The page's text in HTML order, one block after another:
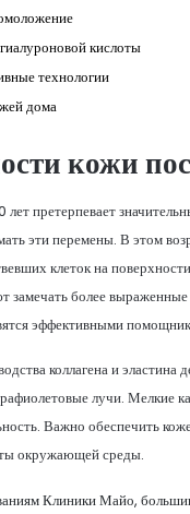
кислоты
технологии
дома
кожи
лет претерпевает
эти перемены. В этом
клеток на
более выраженные
эффективными
коллагена и
лучи. Мелкие
Важно обеспечить
окружающей среды.
Клиники Майо,